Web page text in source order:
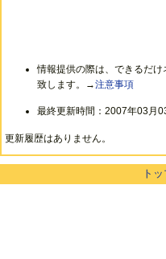
情報提供の際は、できるだ
致します。→注意事項
最終更新時間：2007年03月
更新履歴はありません。
ト